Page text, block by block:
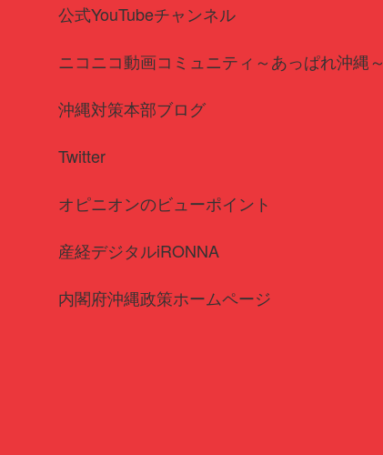
公式YouTubeチャンネル
ニコニコ動画コミュニティ～あっぱれ沖縄～
沖縄対策本部ブログ
Twitter
オピニオンのビューポイント
産経デジタルiRONNA
内閣府沖縄政策ホームページ